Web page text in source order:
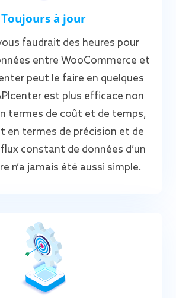
Toujours à jour
faudrait des heures pour
entre WooCommerce et
peut le faire en quelques
est plus efficace non
termes de coût et de temps,
en termes de précision et de
constant de données d’un
n’a jamais été aussi simple.